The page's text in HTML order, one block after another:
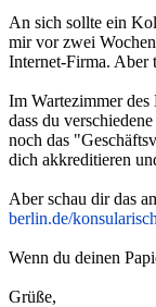
An sich sollte ein
mir vor zwei
Internet-Firma. Aber
Im Wartezimmer
dass du
noch das
dich akkreditieren
Aber schau dir das
berlin.de/
Wenn du deinen
Grüße,